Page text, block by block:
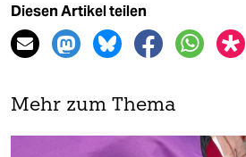
Diesen Artikel teilen
Mehr zum Thema